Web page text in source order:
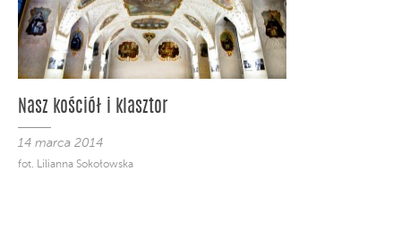
Nasz kościół i klasztor
14 marca 2014
fot. Lilianna Sokołowska